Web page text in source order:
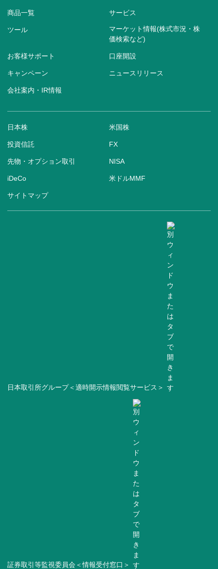
商品一覧 サービス
ツール
マーケット情報(株式市況・株
価検索など)
お客様サポート 口座開設
キャンペーン ニュースリリース
会社案内・IR情報
日本株 米国株
投資信託 FX
先物・オプション取引 NISA
iDeCo 米ドルMMF
サイトマップ
日本取引所グループ＜適時開示情報閲覧サービス＞
証券取引等監視委員会＜情報受付窓口＞